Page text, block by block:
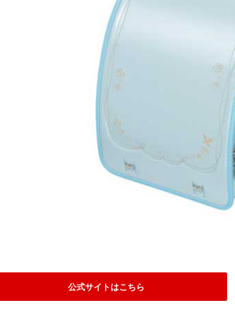
公式サイトはこちら